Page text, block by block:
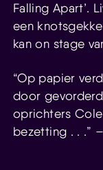
Falling Apart’.
een
kan on stage
“Op papier
door
oprichters
bezetting . . .”